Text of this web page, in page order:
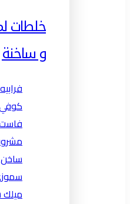
خلطات
و ساخنة
فرابيه
ساخن